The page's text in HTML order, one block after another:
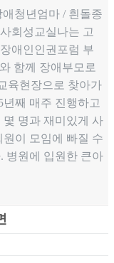
애청년엄마 / 흰돌종
회성교실나는 고
애인인권포럼 부
함께 장애부모로
육현장으로 찾아가
째 매주 진행하고
명과 재미있게 사
이 모임에 빠질 수
병원에 입원한 큰아